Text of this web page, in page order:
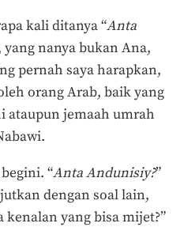
kali ditanya “Anta
yang nanya bukan Ana,
pernah saya harapkan,
orang Arab, baik yang
ataupun jemaah umrah
“Anta Andunisiy?”
dengan soal lain,
kenalan yang bisa mijet?”